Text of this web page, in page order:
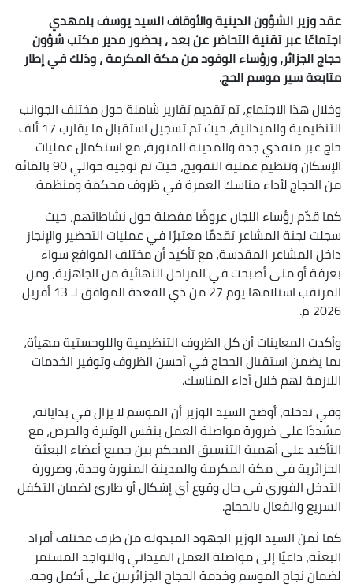
عقد وزير الشؤون الدينية والأوقاف السيد يوسف بلمهدي
اجتماعًا عبر تقنية التحاضر عن بعد ، بحضور مدير مكتب شؤون
حجاج الجزائر، ورؤساء الوفود من مكة المكرمة ، وذلك في إطار
متابعة سير موسم الحج.
وخلال هذا الاجتماع، تم تقديم تقارير شاملة حول مختلف الجوانب
التنظيمية والميدانية، حيث تم تسجيل استقبال ما يقارب 17 ألف
حاج عبر منفذي جدة والمدينة المنورة، مع استكمال عمليات
الإسكان وتنظيم عملية التفويج، حيث تم توجيه حوالي 90 بالمائة
من الحجاج لأداء مناسك العمرة في ظروف محكمة ومنظمة.
كما قدّم رؤساء اللجان عروضًا مفصلة حول نشاطاتهم، حيث
سجلت لجنة المشاعر تقدمًا معتبرًا في عمليات التحضير والإنجاز
داخل المشاعر المقدسة، مع تأكيد أن مختلف المواقع سواء
بعرفة أو منى أصبحت في المراحل النهائية من الجاهزية، ومن
المرتقب استلامها يوم 27 من ذي القعدة الموافق لـ 13 أفريل
2026 م.
وأكدت المعاينات أن كل الظروف التنظيمية واللوجستية مهيأة،
بما يضمن استقبال الحجاج في أحسن الظروف وتوفير الخدمات
اللازمة لهم خلال أداء المناسك.
وفي تدخله، أوضح السيد الوزير أن الموسم لا يزال في بداياته،
مشددًا على ضرورة مواصلة العمل بنفس الوتيرة والحرص، مع
التأكيد على أهمية التنسيق المحكم بين جميع أعضاء البعثة
الجزائرية في مكة المكرمة والمدينة المنورة وجدة، وضرورة
التدخل الفوري في حال وقوع أي إشكال أو طارئ لضمان التكفل
السريع والفعال بالحجاج.
كما ثمن السيد الوزير الجهود المبذولة من طرف مختلف أفراد
البعثة، داعيًا إلى مواصلة العمل الميداني والتواجد المستمر
لضمان نجاح الموسم وخدمة الحجاج الجزائريين على أكمل وجه.